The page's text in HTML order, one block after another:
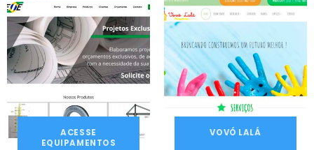
ACESSE
EQUIPAMENTOS
VOVÓ LALÁ